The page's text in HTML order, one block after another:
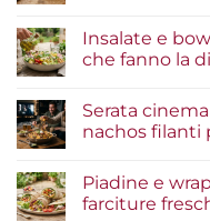
su
Tacos
di
guida
agli
ingredienti
risultato
gourmet
Insalate e
che fanno la
su
Insalate
e
condimenti
a
Serata
nachos filanti
su
Serata
cinema
Piadine e
farciture